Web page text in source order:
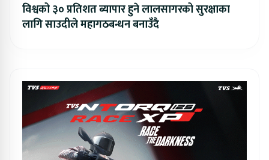
विश्वको ३० प्रतिशत ब्यापार हुने लालसागरको सुरक्षाका
लागि साउदीले महागठबन्धन बनाउँदै